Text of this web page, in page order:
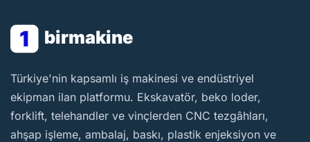
1 birmakine
BirMakine
Türkiye'nin kapsamlı iş makinesi ve endüstriyel
ekipman ilan platformu. Ekskavatör, beko loder,
forklift, telehandler ve vinçlerden CNC tezgâhları,
ahşap işleme, ambalaj, baskı, plastik enjeksiyon ve